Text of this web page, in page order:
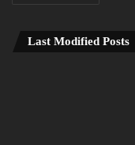
Last Modified Posts